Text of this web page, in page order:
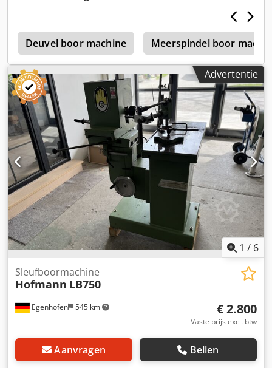
Deuvel boor machine Meerspindel boor
Advertentie
1 / 6
Egenhofen 545 km
Sleufboormachine
Hofmann LB750
€ 2.800
Vaste prijs excl. btw
Aanvragen Bellen